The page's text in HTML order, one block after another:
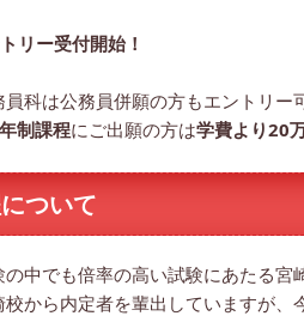
リー受付開始！
科は公務員併願の方もエントリー
制課程にご出願の方は学費より20
ついて
中でも倍率の高い試験にあたる宮
から内定者を輩出していますが、